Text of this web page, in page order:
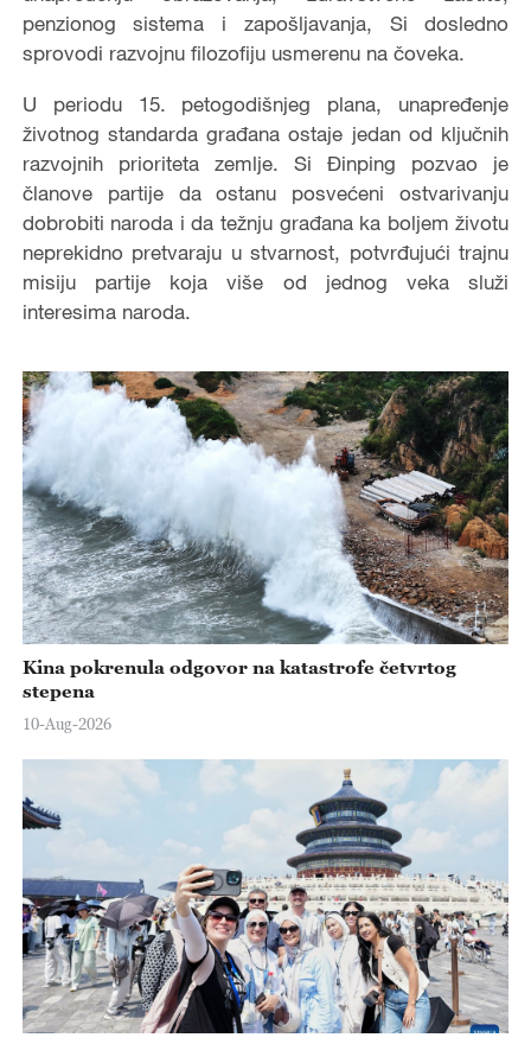
penzionog sistema i zapošljavanja, Si dosledno
sprovodi razvojnu filozofiju usmerenu na čoveka.
U periodu 15. petogodišnjeg plana, unapređenje
životnog standarda građana ostaje jedan od ključnih
razvojnih prioriteta zemlje. Si Đinping pozvao je
članove partije da ostanu posvećeni ostvarivanju
dobrobiti naroda i da težnju građana ka boljem životu
neprekidno pretvaraju u stvarnost, potvrđujući trajnu
misiju partije koja više od jednog veka služi
interesima naroda.
Kina pokrenula odgovor na katastrofe četvrtog
stepena
10-Aug-2026